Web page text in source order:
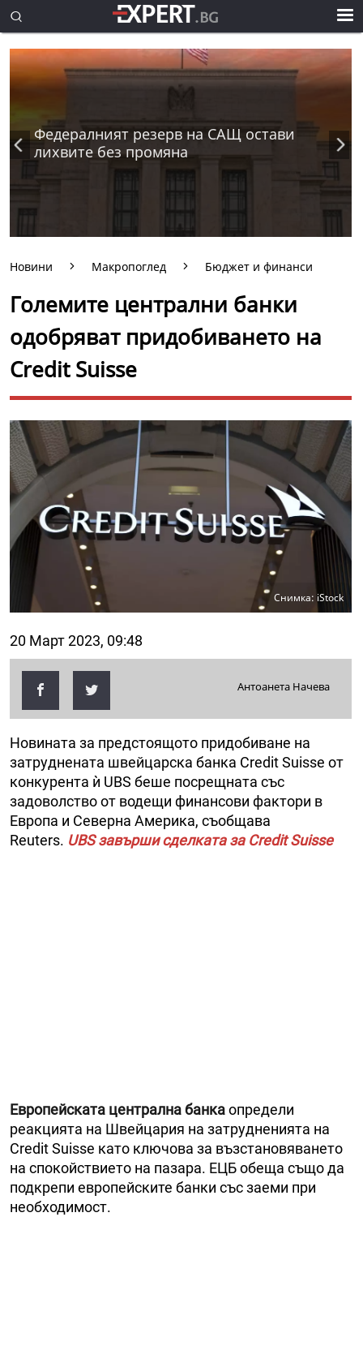
Федералният резерв на САЩ остави
лихвите без промяна
Новини Макропоглед Бюджет и финанси
Големите централни банки
одобряват придобиването на
Credit Suisse
Снимка: iStock
20 Март 2023, 09:48
Антоанета Начева
Новината за предстоящото придобиване на
затруднената швейцарска банка Credit Suisse от
конкурента ѝ UBS беше посрещната със
задоволство от водещи финансови фактори в
Европа и Северна Америка, съобщава
Reuters. UBS завърши сделката за Credit Suisse
Европейската централна банкаопредели
реакцията на Швейцария на затрудненията на
Credit Suisse като ключова за възстановяването
на спокойствието на пазара. ЕЦБ обеща също да
подкрепи европейските банки със заеми при
необходимост.